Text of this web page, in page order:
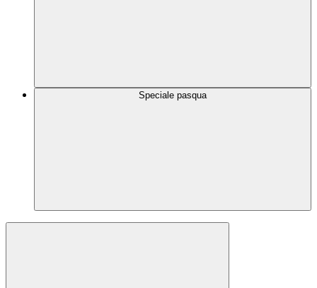
Speciale pasqua